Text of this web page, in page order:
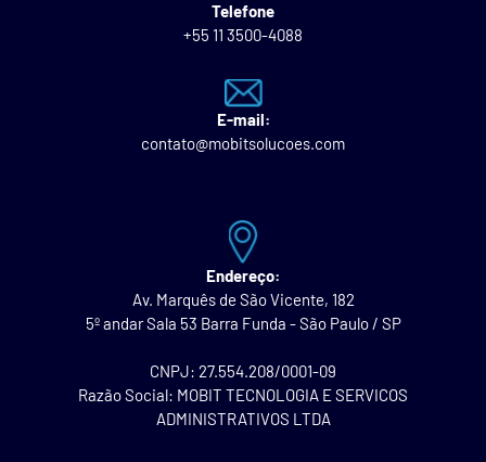
Telefone
+55 11 3500-4088
E-mail:
contato@mobitsolucoes.com
Endereço:
Av. Marquês de São Vicente, 182
5º andar Sala 53 Barra Funda - São Paulo / SP
CNPJ: 27.554.208/0001-09
Razão Social: MOBIT TECNOLOGIA E SERVICOS
ADMINISTRATIVOS LTDA